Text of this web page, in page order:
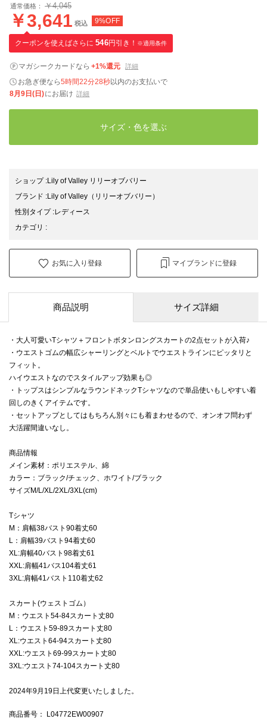
通常価格： ￥4,045
￥3,641 税込 9%OFF
クーポンを使えばさらに 546円引き！ ※適用条件
マガシークカードなら +1%還元 詳細
お急ぎ便なら5時間22分27秒以内のお支払いで
8月9日(日)にお届け 詳細
サイズ・色を選ぶ
ショップ:Lily of Valley リリーオブバリー
ブランド :Lily of Valley （リリーオブバリー）
性別タイプ:レディース
カテゴリ :
お気に入り登録 マイブランドに登録
商品説明 サイズ詳細
・大人可愛いTシャツ＋フロントボタンロングスカートの2点セットが入荷♪
・ウエストゴムの幅広シャーリングとベルトでウエストラインにピッタリと
フィット。
ハイウエストなのでスタイルアップ効果も◎
・トップスはシンプルなラウンドネックTシャツなので単品使いもしやすい着
回しのきくアイテムです。
・セットアップとしてはもちろん別々にも着まわせるので、オンオフ問わず
大活躍間違いなし。
商品情報
メイン素材：ポリエステル、綿
カラー：ブラック/チェック、ホワイト/ブラック
サイズM/L/XL/2XL/3XL(cm)
Tシャツ
M：肩幅38バスト90着丈60
L：肩幅39バスト94着丈60
XL:肩幅40バスト98着丈61
XXL:肩幅41バス104着丈61
3XL:肩幅41バスト110着丈62
スカート(ウェストゴム）
M：ウエスト54-84スカート丈80
L：ウエスト59-89スカート丈80
XL:ウエスト64-94スカート丈80
XXL:ウエスト69-99スカート丈80
3XL:ウエスト74-104スカート丈80
2024年9月19日上代変更いたしました。
商品番号 ： L04772EW00907